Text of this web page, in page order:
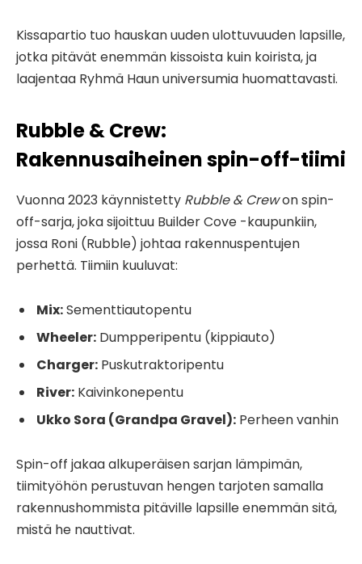
Kissapartio tuo hauskan uuden ulottuvuuden lapsille,
jotka pitävät enemmän kissoista kuin koirista, ja
laajentaa Ryhmä Haun universumia huomattavasti.
Rubble & Crew:
Rakennusaiheinen spin-off-tiimi
Vuonna 2023 käynnistetty Rubble & Crewon spin-
off-sarja, joka sijoittuu Builder Cove -kaupunkiin,
jossa Roni (Rubble) johtaa rakennuspentujen
perhettä. Tiimiin kuuluvat:
Mix:Sementtiautopentu
Wheeler: Dumpperipentu (kippiauto)
Charger: Puskutraktoripentu
River: Kaivinkonepentu
Ukko Sora (Grandpa Gravel): Perheen vanhin
Spin-off jakaa alkuperäisen sarjan lämpimän,
tiimityöhön perustuvan hengen tarjoten samalla
rakennushommista pitäville lapsille enemmän sitä,
mistä he nauttivat.